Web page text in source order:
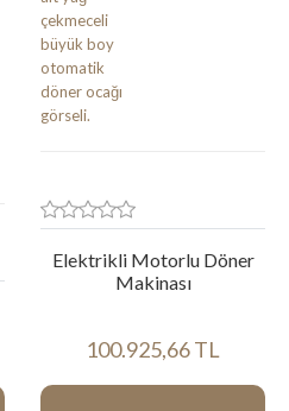
Elektrikli Motorlu Döner
Makinası
100.925,66 TL